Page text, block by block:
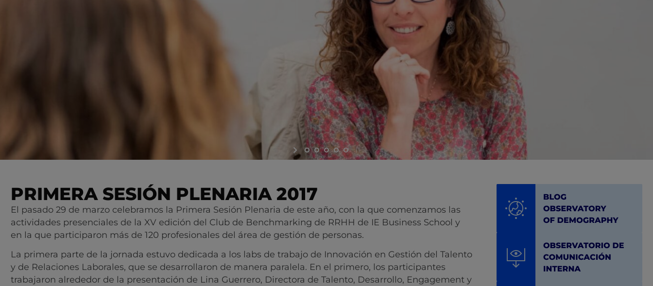
PRIMERA SESIÓN PLENARIA 2017
El pasado 29 de marzo celebramos la Primera Sesión Plenaria de este año, con la que comenzamos las
actividades presenciales de la XV edición del Club de Benchmarking de RRHH de IE Business School y
en la que participaron más de 120 profesionales del área de gestión de personas.
La primera parte de la jornada estuvo dedicada a los labs de trabajo de Innovación en Gestión del Talento
y de Relaciones Laborales, que se desarrollaron de manera paralela. En el primero, los participantes
trabajaron alrededor de la presentación de Lina Guerrero, Directora de Talento, Desarrollo, Engagement y